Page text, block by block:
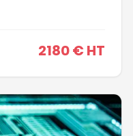
2180 € HT